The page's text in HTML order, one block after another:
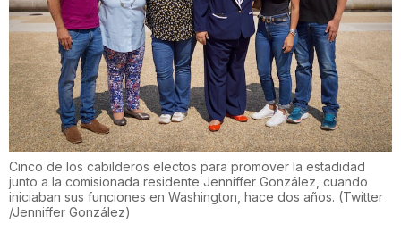
Cinco de los cabilderos electos para promover la estadidad
junto a la comisionada residente Jenniffer González, cuando
iniciaban sus funciones en Washington, hace dos años. (Twitter
/Jenniffer González)